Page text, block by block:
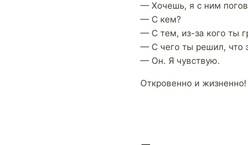
— Хочешь, я с ним
— С кем?
— С тем, из-за кого ты
— С чего ты решил, что
— Он. Я чувствую.
Откровенно и